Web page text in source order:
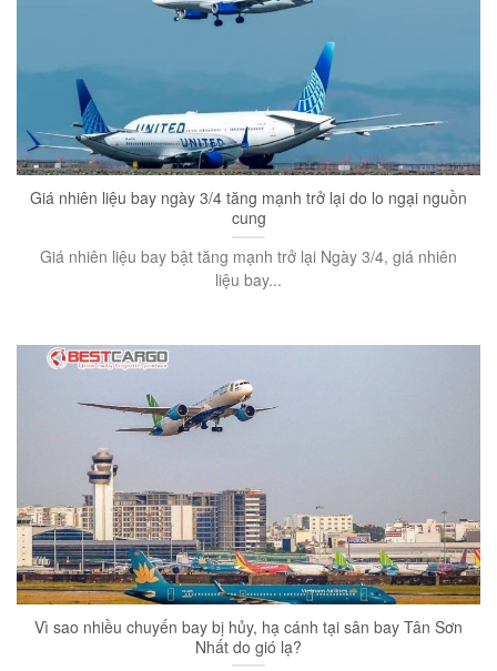
Giá nhiên liệu bay ngày 3/4 tăng mạnh trở lại do lo ngại nguồn
cung
Giá nhiên liệu bay bật tăng mạnh trở lại Ngày 3/4, giá nhiên
liệu bay...
Vì sao nhiều chuyến bay bị hủy, hạ cánh tại sân bay Tân Sơn
Nhất do gió lạ?